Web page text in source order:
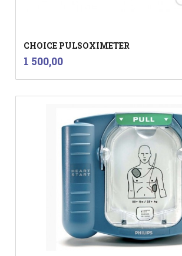
CHOICE PULSOXIMETER
Pris
1 500,00